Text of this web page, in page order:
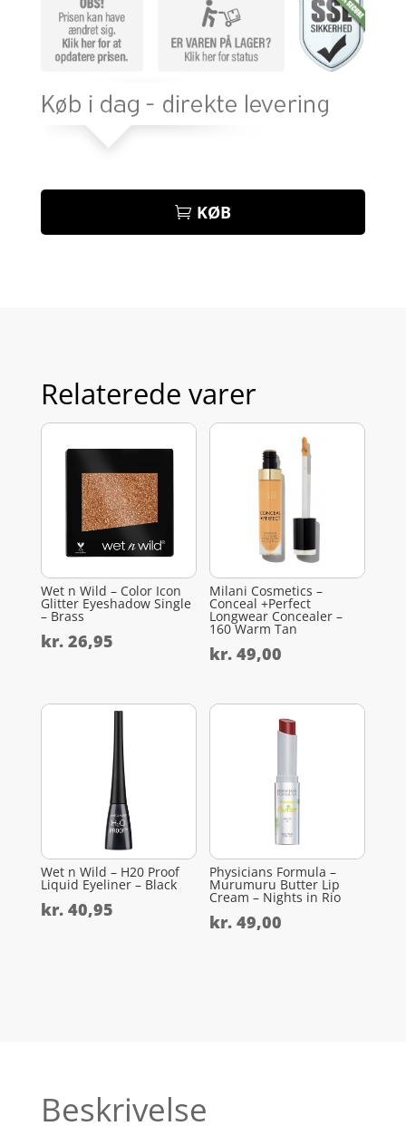
ømmelse
KØB
Relaterede varer
Wet n Wild – Color Icon
Glitter Eyeshadow Single
– Brass
kr.26,95
Milani Cosmetics –
Conceal +Perfect
Longwear Concealer –
160 Warm Tan
kr. 49,00
Wet n Wild – H20 Proof
Liquid Eyeliner – Black
kr.40,95
Physicians Formula –
Murumuru Butter Lip
Cream – Nights in Rio
kr. 49,00
Beskrivelse